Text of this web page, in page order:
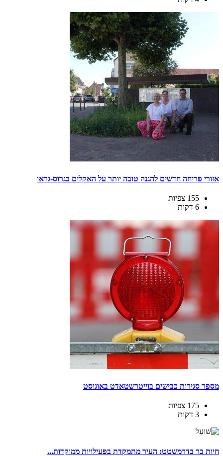
אזורי פריחה חדשים להגנה טובה יותר על האקלים בגרוס-גראו
155 צפיות
6 דקות
מספר סגירות כבישים בוייטרשטאדט באוגוסט
175 צפיות
3 דקות
חיות בר בדרמשטט: העיר מתמקדת בפעילויות ממוקדות...